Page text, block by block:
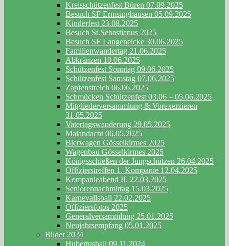
Kreisschützenfest Büren 07.09.2025
Besuch SF Ermsinghausen 05.09.2025
Kinderfest 23.08.2025
Besuch St.Sebastianus 2025
Besuch SF Langeneicke 30.06.2025
Familienwandertag 21.06.2025
Abkränzen 10.06.2025
Schützenfest Sonntag 09.06.2025
Schützenfest Samstag 07.06.2025
Zapfenstreich 06.06.2025
Schmücken Schützenfest 03.06 – 05.06.2025
Mitgliederversammlung & Vorexerzieren
31.05.2025
Vatertagswanderung 29.05.2025
Maiandacht 06.05.2025
Bierwagen Gösselkirmes 2025
Wagenbau Gösselkirmes 2025
Königsschießen der Jungschützen 26.04.2025
Offizierstreffen 1. Kompanie 12.04.2025
Kompanieabend II. 22.03.2025
Seniorennachmittag 15.03.2025
Karnevallsball 22.02.2025
Offiziersfotos 2025
Generalversammlung 25.01.2025
Neujahrsempfang 05.01.2025
Bilder 2024
Hubertusball 09.11.2024